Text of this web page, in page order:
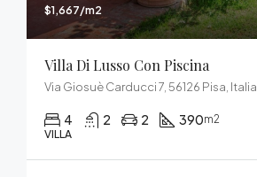
$1,667/m2
Villa Di Lusso Con Piscina
Via Giosuè Carducci 7, 56126 Pisa, Italia
4 2 2 390m2
VILLA